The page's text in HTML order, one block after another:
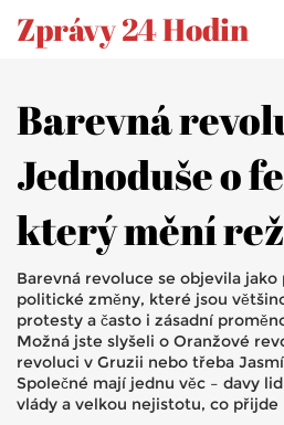
Zprávy 24 Hodin
Barevná
Jednoduše o
který mění
Barevná revoluce se objevila
politické změny, které jsou
protesty a často i zásadní
Možná jste slyšeli o Oranžové
revoluci v Gruzii nebo třeba
Společné mají jednu věc – davy
vlády a velkou nejistotu, co přijde